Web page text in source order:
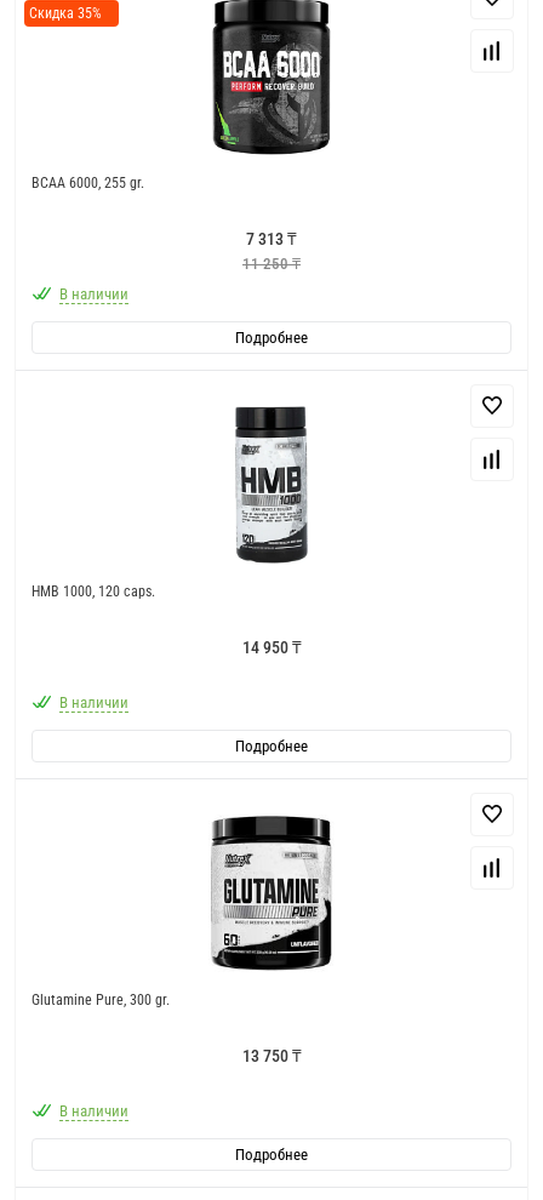
Скидка 35%
BCAA 6000, 255 gr.
7 313 ₸
11 250 ₸
В наличии
Подробнее
HMB 1000, 120 caps.
14 950 ₸
В наличии
Подробнее
Glutamine Pure, 300 gr.
13 750 ₸
В наличии
Подробнее